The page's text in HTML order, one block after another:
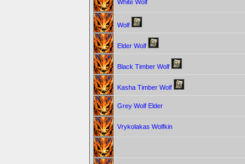
White Wolf
Wolf
Elder Wolf
Black Timber Wolf
Kasha Timber Wolf
Grey Wolf Elder
Vrykolakas Wolfkin